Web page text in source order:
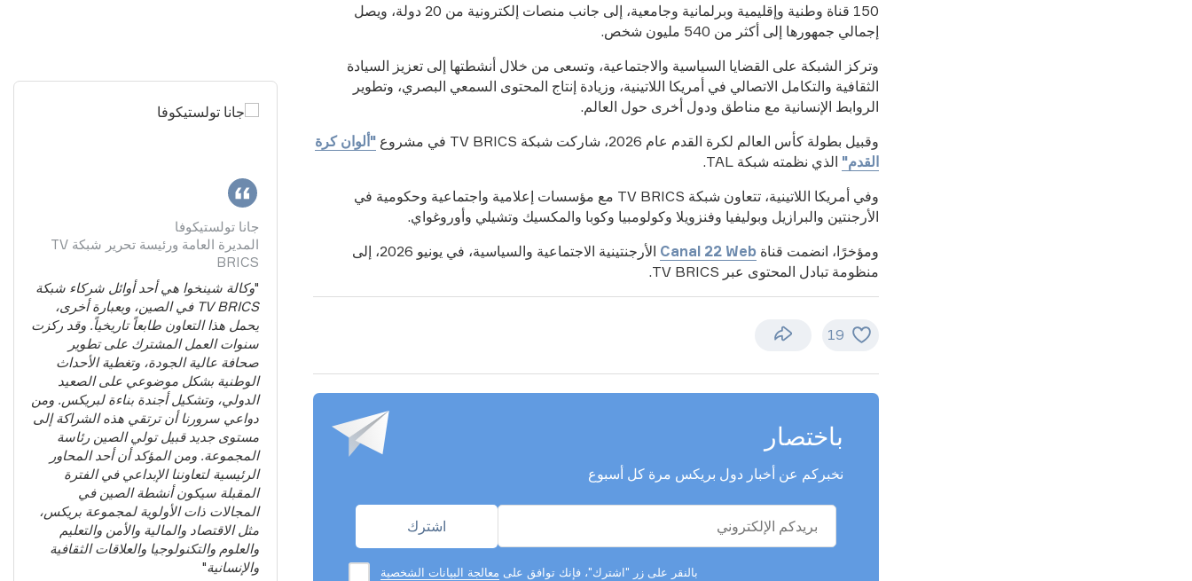
150 قناة وطنية وإقليمية وبرلمانية وجامعية، إلى جانب منصات إلكترونية من 20 دولة، ويصل
إجمالي جمهورها إلى أكثر من 540 مليون شخص.
وتركز الشبكة على القضايا السياسية والاجتماعية، وتسعى من خلال أنشطتها إلى تعزيز السيادة
الثقافية والتكامل الاتصالي في أمريكا اللاتينية، وزيادة إنتاج المحتوى السمعي البصري، وتطوير
الروابط الإنسانية مع مناطق ودول أخرى حول العالم.
وقبيل بطولة كأس العالم لكرة القدم عام 2026، شاركت شبكة TV BRICS في مشروع
"ألوان كرة
القدم" الذي نظمته شبكة TAL.
وفي أمريكا اللاتينية، تتعاون شبكة TV BRICS مع مؤسسات إعلامية واجتماعية وحكومية في
الأرجنتين والبرازيل وبوليفيا وفنزويلا وكولومبيا وكوبا والمكسيك وتشيلي وأوروغواي.
ومؤخرًا، انضمت قناةCanal 22 Web
الأرجنتينية الاجتماعية والسياسية، في يونيو 2026، إلى
منظومة تبادل المحتوى عبر TV BRICS.
19
باختصار
نخبركم عن أخبار دول بريكس مرة كل أسبوع
بالنقر على زر "اشترك"، فإنك توافق على معالجة البيانات الشخصية
سيرغي لافروف
وزير الخارجية الروسي
التعاون في القطاعات. وقد جرت الإشارة
إلى قطاعات الطاقة والذكاء الاصطناعي
والرعاية الصحية وعدة مجالات أخرى
جانا تولستيكوفا
المديرة العامة ورئيسة تحرير شبكة TV
BRICS
"وكالة شينخوا هي أحد أوائل شركاء شبكة
TV BRICS في الصين، وبعبارة أخرى،
يحمل هذا التعاون طابعاً تاريخياً. وقد ركزت
سنوات العمل المشترك على تطوير
صحافة عالية الجودة، وتغطية الأحداث
الوطنية بشكل موضوعي على الصعيد
الدولي، وتشكيل أجندة بناءة لبريكس. ومن
دواعي سرورنا أن ترتقي هذه الشراكة إلى
مستوى جديد قبيل تولي الصين رئاسة
المجموعة. ومن المؤكد أن أحد المحاور
الرئيسية لتعاوننا الإبداعي في الفترة
المقبلة سيكون أنشطة الصين في
المجالات ذات الأولوية لمجموعة بريكس،
مثل الاقتصاد والمالية والأمن والتعليم
والعلوم والتكنولوجيا والعلاقات الثقافية
والإنسانية"